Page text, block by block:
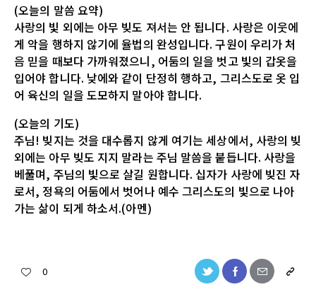
(오늘의 말씀 요약)
사랑의 빛 외에는 아무 빚도 져서는 안 됩니다. 사랑은 이웃에
게 악을 행하지 않기에 율법의 완성입니다. 구원이 우리가 처
음 믿을 때보다 가까워졌으니, 어둠의 일을 벗고 빛의 갑옷을
입어야 합니다. 낮에와 같이 단정히 행하고, 그리스도로 옷 입
어 육신의 일을 도모하지 말아야 합니다.
(오늘의 기도)
주님! 빚지는 것을 대수롭지 않게 여기는 세상에서, 사랑의 빚
외에는 아무 빚도 지지 말라는 주님 말씀을 붙듭니다. 사랑을
베풀며, 주님의 빛으로 살길 원합니다. 십자가 사랑에 빚진 자
로서, 정욕의 어둠에서 벗어나 예수 그리스도의 빛으로 나아
가는 삶이 되게 하소서.(아멘)
0